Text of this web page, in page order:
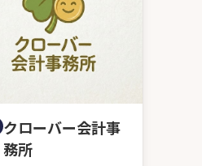
クローバー会計事
務所